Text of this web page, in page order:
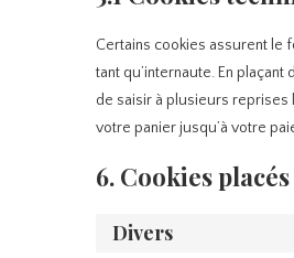
Certains cookies assurent le
tant qu’internaute. En
de saisir à plusieurs reprises
votre panier jusqu’à votre
6. Cookies placés
Divers